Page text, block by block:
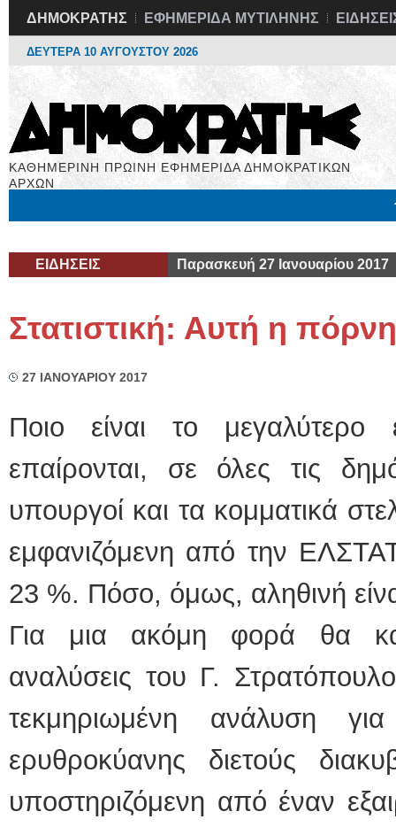
ΔΗΜΟΚΡΑΤΗΣ ΕΦΗΜΕΡΙΔΑ ΜΥΤΙΛΗΝΗΣ
ΔΕΥΤΕΡΑ 10 ΑΥΓΟΥΣΤΟΥ 2026
ΚΑΘΗΜΕΡΙΝΗ ΠΡΩΙΝΗ ΕΦΗΜΕΡΙΔΑ ΔΗΜΟΚΡΑΤΙΚΩΝ
ΑΡΧΩΝ
ΕΙΔΗΣΕΙΣ Παρασκευή 27 Ιανουαρίου 2017
Στατιστική: Αυτή η
27 ΙΑΝΟΥΑΡΙΟΥ 2017
Ποιο είναι το μεγαλύτερο
επαίρονται, σε όλες τις
υπουργοί και τα κομματικά
εμφανιζόμενη από την
23 %. Πόσο, όμως, αληθινή
Για μια ακόμη φορά θα
αναλύσεις του Γ.
τεκμηριωμένη ανάλυση
ερυθροκύανης διετούς
υποστηριζόμενη από έναν